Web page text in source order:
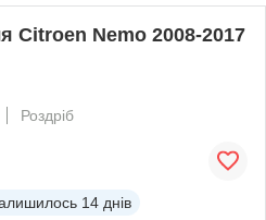
Citroen Nemo 2008-2017
Роздріб
14 днів